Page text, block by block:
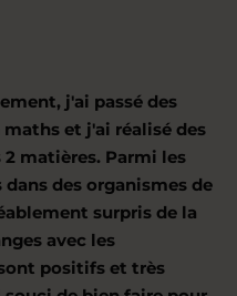
j'ai passé des
et j'ai réalisé des
matières. Parmi les
des organismes de
surpris de la
avec les
positifs et très